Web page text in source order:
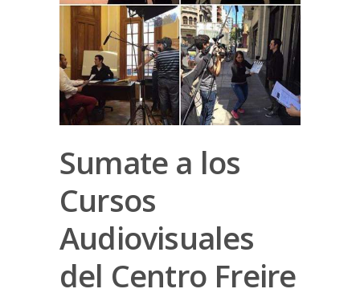
Sumate a los
Cursos
Audiovisuales
del Centro Freire